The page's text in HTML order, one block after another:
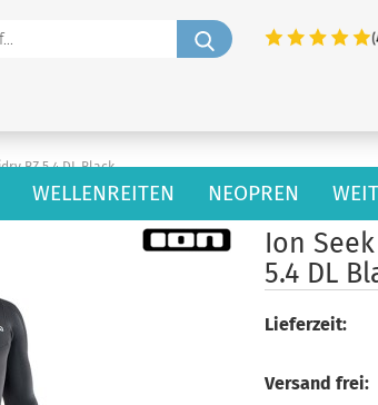
Suchbegriff...
WELLENREITEN NEOPREN
BZ 5.4 DL Black
Ion
5.4 DL
Lieferzeit:
Versand frei: